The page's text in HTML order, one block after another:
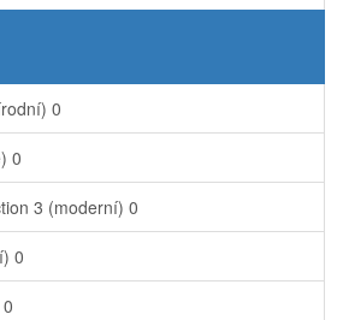
0
0
3 (moderní) 0
0
0